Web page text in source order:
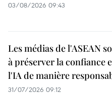
03/08/2026 09:43
Les médias de l'ASEAN
à préserver la confiance
l'IA de manière
31/07/2026 09:12